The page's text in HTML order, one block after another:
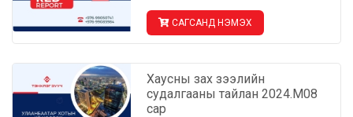
САГСАНД НЭМЭХ
Хаусны зах зээлийн
судалгааны тайлан 2024.М08
сар